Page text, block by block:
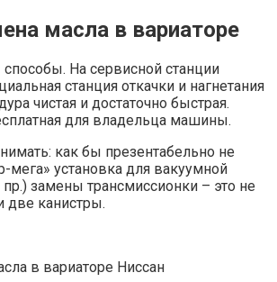
масла в вариаторе
На сервисной станции
станция откачки и нагнетания
чистая и достаточно быстрая.
для владельца машины.
как бы презентабельно не
мега» установка для вакуумной
замены трансмиссионки – это не
две канистры.
в вариаторе Ниссан